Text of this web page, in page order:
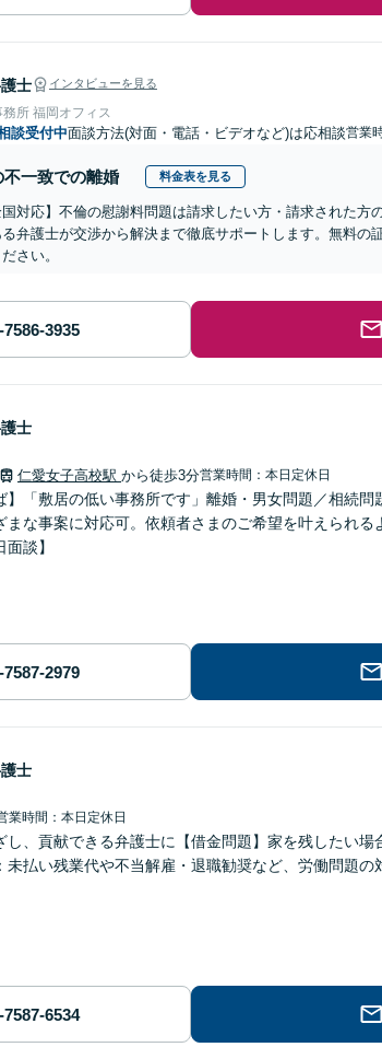
士 インタビューを見る
所 福岡オフィス
談受付中面談方法(対面・電話・ビデオなど)は応相談営業
不一致での離婚 料金表を見る
国対応】不倫の慰謝料問題は請求したい方・請求された
弁護士が交渉から解決まで徹底サポートします。無料の
さい。
士
仁愛女子高校駅 から徒歩3分営業時間：本日定休日
】「敷居の低い事務所です」離婚・男女問題／相続
まな事案に対応可。依頼者さまのご希望を叶えられ
談】
士
業時間：本日定休日
し、貢献できる弁護士に【借金問題】家を残したい
未払い残業代や不当解雇・退職勧奨など、労働問題